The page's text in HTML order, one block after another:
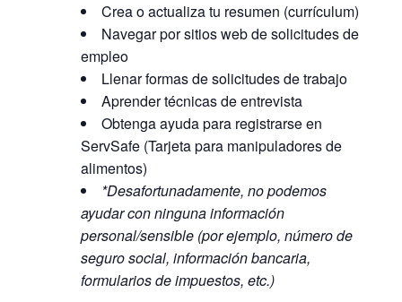
Crea o actualiza tu resumen (currículum)
Navegar por sitios web de solicitudes de
empleo
Llenar formas de solicitudes de trabajo
Aprender técnicas de entrevista
Obtenga ayuda para registrarse en
ServSafe (Tarjeta para manipuladores de
alimentos)
*Desafortunadamente, no podemos
ayudar con ninguna información
personal/sensible (por ejemplo, número de
seguro social, información bancaria,
formularios de impuestos, etc.)